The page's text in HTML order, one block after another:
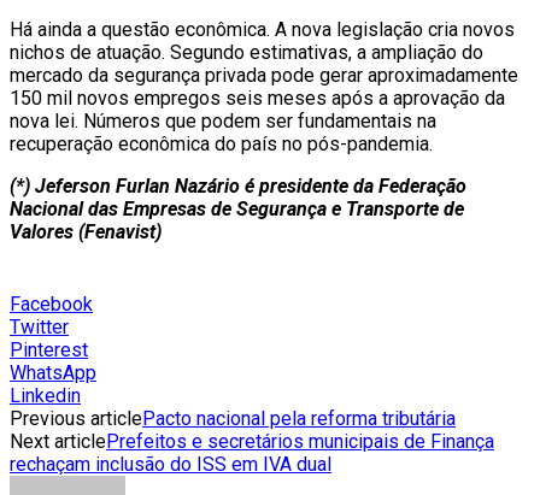
Há ainda a questão econômica. A nova legislação cria novos
nichos de atuação. Segundo estimativas, a ampliação do
mercado da segurança privada pode gerar aproximadamente
150 mil novos empregos seis meses após a aprovação da
nova lei. Números que podem ser fundamentais na
recuperação econômica do país no pós-pandemia.
(*) Jeferson Furlan Nazário é presidente da Federação
Nacional das Empresas de Segurança e Transporte de
Valores (Fenavist)
Facebook
Twitter
Pinterest
WhatsApp
Linkedin
Previous articlePacto nacional pela reforma tributária
Next articlePrefeitos e secretários municipais de Finança
rechaçam inclusão do ISS em IVA dual